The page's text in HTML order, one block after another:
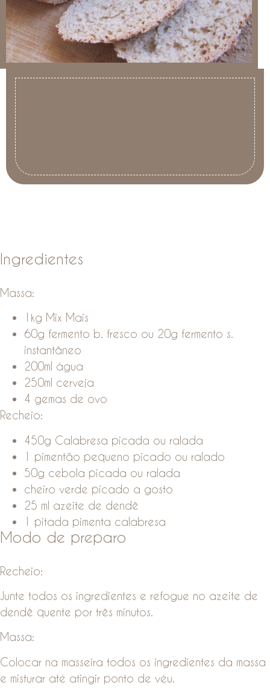
Ingredientes
Massa:
1kg Mix Mais
60g fermento b. fresco ou 20g fermento s.
instantâneo
200ml água
250ml cerveja
4 gemas de ovo
Recheio:
450g Calabresa picada ou ralada
1 pimentão pequeno picado ou ralado
50g cebola picada ou ralada
cheiro verde picado a gosto
25 ml azeite de dendê
1 pitada pimenta calabresa
Modo de preparo
Recheio:
Junte todos os ingredientes e refogue no azeite de
dendê quente por três minutos.
Massa:
Colocar na masseira todos os ingredientes da massa
e misturar até atingir ponto de véu.